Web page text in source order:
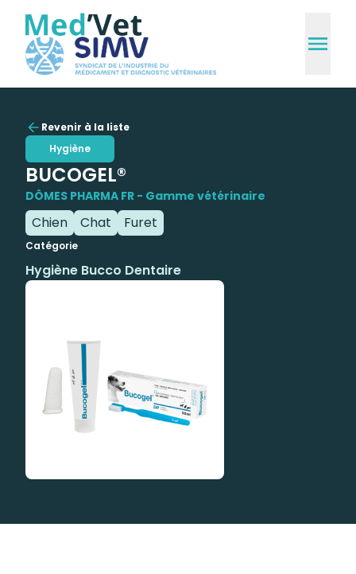
Revenir à la liste
Hygiène
BUCOGEL®
DÔMES PHARMA FR - Gamme vétérinaire
Chien Chat Furet
Catégorie
Hygiène Bucco Dentaire